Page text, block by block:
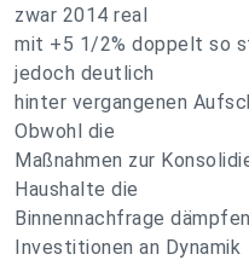
zwar 2014 real
mit +5 1/2% doppelt so
jedoch deutlich
hinter vergangenen
Obwohl die
Maßnahmen zur
Haushalte die
Binnennachfrage
Investitionen an Dynamik